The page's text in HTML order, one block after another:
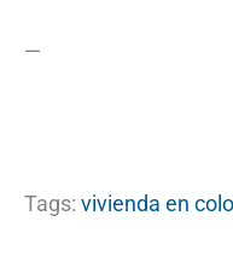
—
Tags: vivienda en